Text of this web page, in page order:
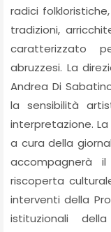
radici
tradizioni,
caratterizzato
abruzzesi. La
Andrea Di
la sensibilità
interpretazione.
a cura della
accompagnerà
riscoperta
interventi della
istituzionali